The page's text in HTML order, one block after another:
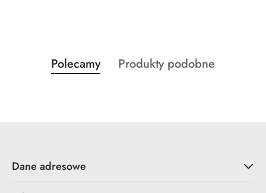
Pomiń karuzelę produktów
Produkty
o
Polecamy
Produkty
Produkty podobne
Dane adresowe